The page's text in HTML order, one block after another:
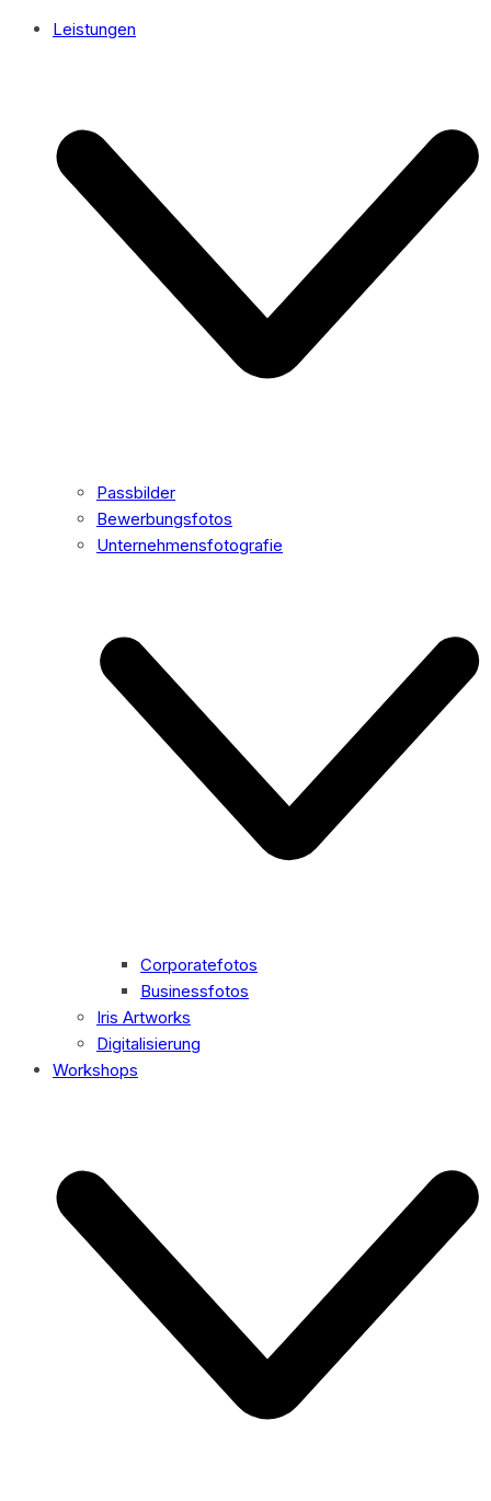
Leistungen
Passbilder
Bewerbungsfotos
Unternehmensfotografie
Corporatefotos
Businessfotos
Iris Artworks
Digitalisierung
Workshops